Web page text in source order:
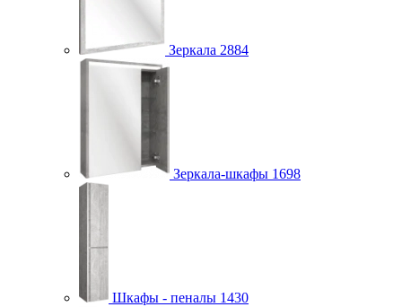
Зеркала 2884
Зеркала-шкафы 1698
Шкафы - пеналы 1430